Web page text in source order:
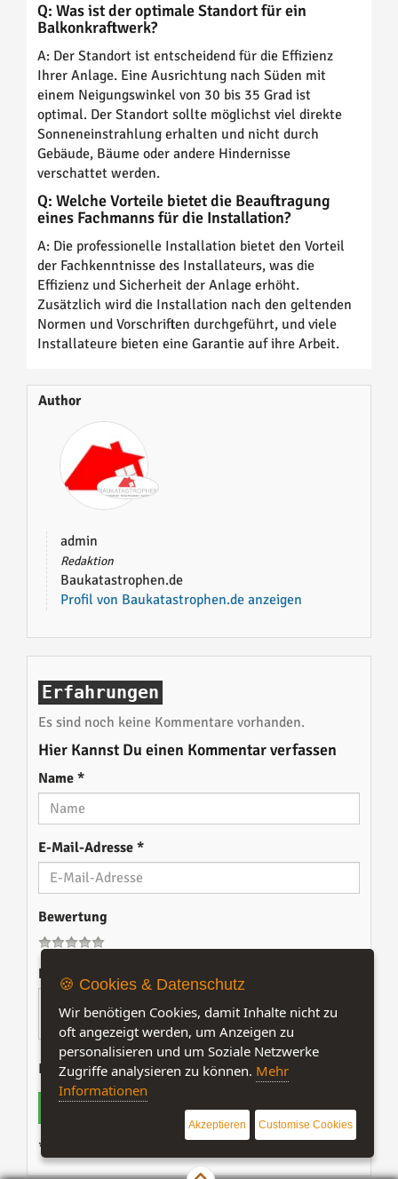
Q: Was ist der optimale Standort für ein
Balkonkraftwerk?
A: Der Standort ist entscheidend für die Effizienz
Ihrer Anlage. Eine Ausrichtung nach Süden mit
einem Neigungswinkel von 30 bis 35 Grad ist
optimal. Der Standort sollte möglichst viel direkte
Sonneneinstrahlung erhalten und nicht durch
Gebäude, Bäume oder andere Hindernisse
verschattet werden.
Q: Welche Vorteile bietet die Beauftragung
eines Fachmanns für die Installation?
A: Die professionelle Installation bietet den Vorteil
der Fachkenntnisse des Installateurs, was die
Effizienz und Sicherheit der Anlage erhöht.
Zusätzlich wird die Installation nach den geltenden
Normen und Vorschriften durchgeführt, und viele
Installateure bieten eine Garantie auf ihre Arbeit.
Author
admin
Redaktion
Baukatastrophen.de
Profil von Baukatastrophen.de anzeigen
Erfahrungen
Es sind noch keine Kommentare vorhanden.
Hier Kannst Du einen Kommentar verfassen
Name *
E-Mail-Adresse *
Bewertung
Kommentar
Bitte gib mindestens 10 Zeichen ein.
Kommentar hinzufügen
* Pflichtangabe
🍪 Cookies & Datenschutz
Wir benötigen Cookies, damit Inhalte nicht zu
oft angezeigt werden, um Anzeigen zu
personalisieren und um Soziale Netzwerke
Zugriffe analysieren zu können. Mehr
Informationen
Akzeptieren Customise Cookies